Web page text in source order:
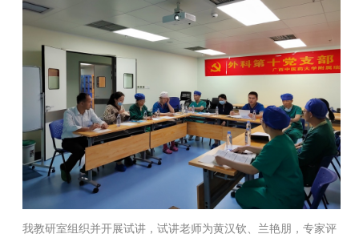
我教研室组织并开展试讲，试讲老师为黄汉钦、兰艳朋，专家评